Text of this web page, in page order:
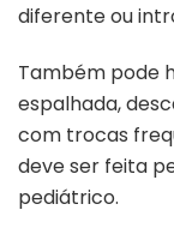
diferente ou
Também pode
espalhada,
com trocas
deve ser feita
pediátrico.